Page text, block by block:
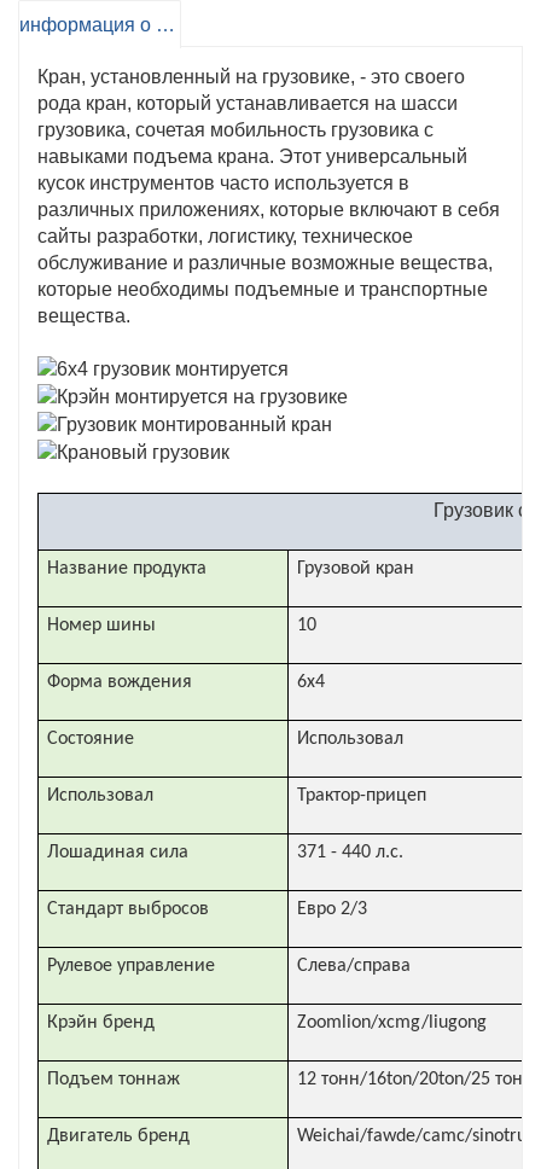
ограниченных пространствах.
Крэны, установленные на грузовике, часто
поставляются с удобными такси и удобными для
пользователя управления, что облегчает
операторам эффективно и безопасно управлять
задачами.
информация о продукте
Кран, установленный на грузовике, - это своего
рода кран, который устанавливается на шасси
грузовика, сочетая мобильность грузовика с
навыками подъема крана. Этот универсальный
кусок инструментов часто используется в
различных приложениях, которые включают в себя
сайты разработки, логистику, техническое
обслуживание и различные возможные вещества,
которые необходимы подъемные и транспортные
вещества.
Грузовик с
Название продукта Грузовой кран
Номер шины 10
Форма вождения 6x4
Состояние Использовал
Использовал Трактор-прицеп
Лошадиная сила 371 - 440 л.с.
Стандарт выбросов Евро 2/3
Рулевое управление Слева/справа
Крэйн бренд Zoomlion/xcmg/liugong
Подъем тоннаж 12 тонн/16ton/20ton/25 тонн
Двигатель бренд Weichai/fawde/camc/